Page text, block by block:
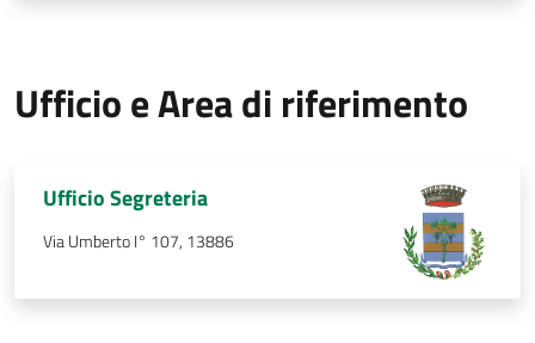
Ufficio e Area di riferimento
Ufficio Segreteria
Via Umberto I° 107, 13886